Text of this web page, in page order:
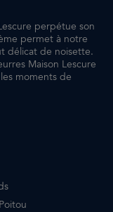
perpétue son
permet à notre
délicat de noisette.
Maison Lescure
moments de